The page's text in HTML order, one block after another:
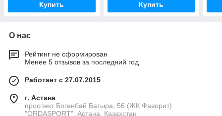
Купить Купить
О нас
Рейтинг не сформирован
Менее 5 отзывов за последний год
Работает с 27.07.2015
г. Астана
проспект Богенбай Батыра, 56 (ЖК Фаворит)
"ORDASPORT", Астана, Казахстан